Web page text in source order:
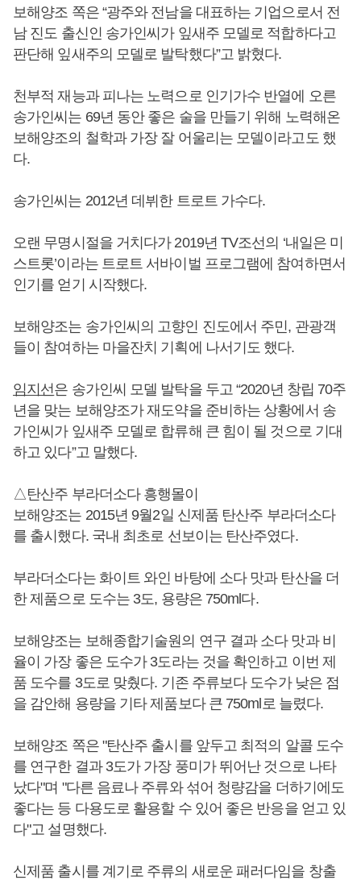
보해양조 쪽은 “광주와 전남을 대표하는 기업으로서 전
남 진도 출신인 송가인씨가 잎새주 모델로 적합하다고
판단해 잎새주의 모델로 발탁했다”고 밝혔다.
천부적 재능과 피나는 노력으로 인기가수 반열에 오른
송가인씨는 69년 동안 좋은 술을 만들기 위해 노력해온
보해양조의 철학과 가장 잘 어울리는 모델이라고도 했
다.
송가인씨는 2012년 데뷔한 트로트 가수다.
오랜 무명시절을 거치다가 2019년 TV조선의 ‘내일은 미
스트롯’이라는 트로트 서바이벌 프로그램에 참여하면서
인기를 얻기 시작했다.
보해양조는 송가인씨의 고향인 진도에서 주민, 관광객
들이 참여하는 마을잔치 기획에 나서기도 했다.
임지선은 송가인씨 모델 발탁을 두고 “2020년 창립 70주
년을 맞는 보해양조가 재도약을 준비하는 상황에서 송
가인씨가 잎새주 모델로 합류해 큰 힘이 될 것으로 기대
하고 있다”고 말했다.
△탄산주 부라더소다 흥행몰이
보해양조는 2015년 9월2일 신제품 탄산주 부라더소다
를 출시했다. 국내 최초로 선보이는 탄산주였다.
부라더소다는 화이트 와인 바탕에 소다 맛과 탄산을 더
한 제품으로 도수는 3도, 용량은 750ml다.
보해양조는 보해종합기술원의 연구 결과 소다 맛과 비
율이 가장 좋은 도수가 3도라는 것을 확인하고 이번 제
품 도수를 3도로 맞췄다. 기존 주류보다 도수가 낮은 점
을 감안해 용량을 기타 제품보다 큰 750ml로 늘렸다.
보해양조 쪽은 "탄산주 출시를 앞두고 최적의 알콜 도수
를 연구한 결과 3도가 가장 풍미가 뛰어난 것으로 나타
났다"며 "다른 음료나 주류와 섞어 청량감을 더하기에도
좋다는 등 다용도로 활용할 수 있어 좋은 반응을 얻고 있
다"고 설명했다.
신제품 출시를 계기로 주류의 새로운 패러다임을 창출